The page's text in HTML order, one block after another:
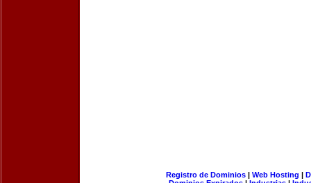
Registro de Dominios| Web Hosting |